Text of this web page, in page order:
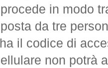
in modo
da tre
il codice di
non potrà